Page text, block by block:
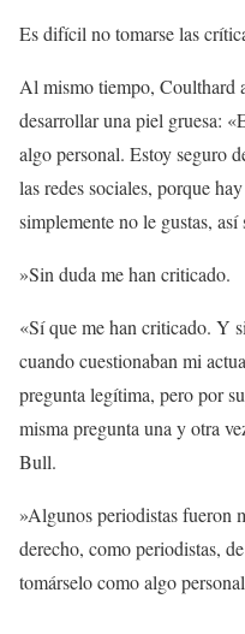
Es difícil no tomarse las
Al mismo tiempo, Coulthard
desarrollar una piel gruesa:
algo personal. Estoy seguro
las redes sociales, porque
simplemente no le gustas, así
»Sin duda me han criticado.
«Sí que me han criticado. Y
cuando cuestionaban mi
pregunta legítima, pero por
misma pregunta una y otra
Bull.
»Algunos periodistas fueron
derecho, como periodistas,
tomárselo como algo